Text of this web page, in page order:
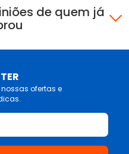
de quem já
ofertas e